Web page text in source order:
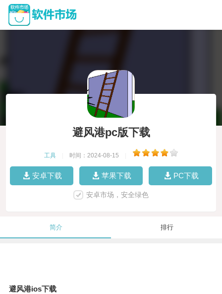
避风港pc版下载
工具 时间：2024-08-15
安卓下载 苹果下载 PC下载
安卓市场，安全绿色
简介 排行
避风港ios下载